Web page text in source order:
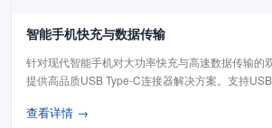
智能手机快充与数据传输
针对现代智能手机对大功率快充与高速数据传输的
提供高品质USB Type-C连接器解决方案。支持
查看详情 →